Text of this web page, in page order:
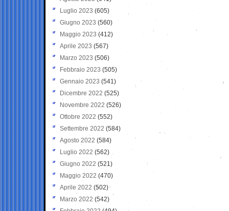
Luglio 2023 (605)
Giugno 2023 (560)
Maggio 2023 (412)
Aprile 2023 (567)
Marzo 2023 (506)
Febbraio 2023 (505)
Gennaio 2023 (541)
Dicembre 2022 (525)
Novembre 2022 (526)
Ottobre 2022 (552)
Settembre 2022 (584)
Agosto 2022 (584)
Luglio 2022 (562)
Giugno 2022 (521)
Maggio 2022 (470)
Aprile 2022 (502)
Marzo 2022 (542)